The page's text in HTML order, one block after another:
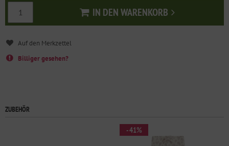
IN DEN WARENKORB
In den Warenkorb
Billiger gesehen?
ZUBEHÖR
- 41%